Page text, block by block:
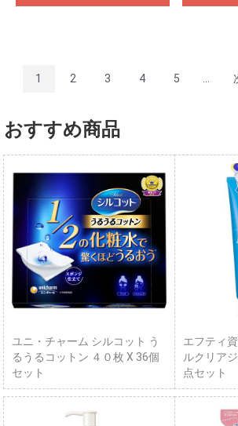
1 2 3 4 5
おすすめ商品
ユニ・チャーム シルコット う
るうるコットン ４０枚 X 36個
セット
エフティ
ルクリア
点セット